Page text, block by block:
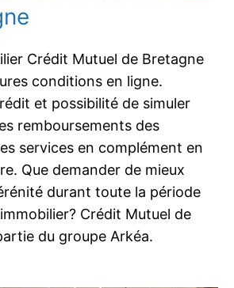
Crédit Mutuel de Bretagne
conditions en ligne.
et possibilité de simuler
remboursements des
services en complément en
Que demander de mieux
durant toute la période
Crédit Mutuel de
du groupe Arkéa.